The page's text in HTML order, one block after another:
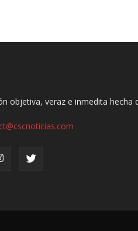
objetiva, veraz e inmedita hecha